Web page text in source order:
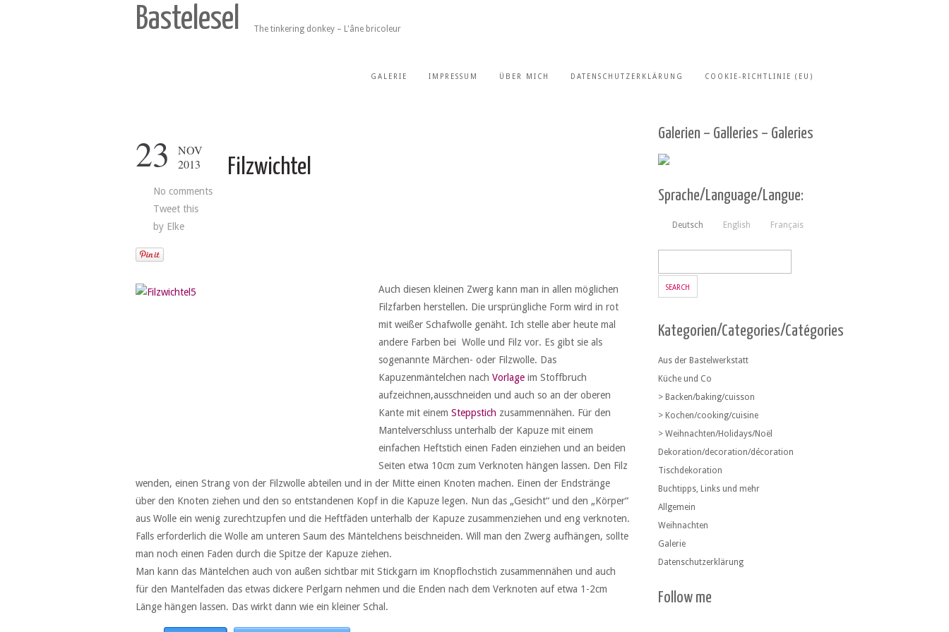
Bastelesel The tinkering donkey – L'âne bricoleur
GALERIE IMPRESSUM ÜBER MICH DATENSCHUTZERKLÄRUNG COOKIE-RICHTLINIE (EU)
23
NOV
2013
No comments
Tweet this
by Elke
Filzwichtel
Auch diesen kleinen Zwerg kann man in allen möglichen
Filzfarben herstellen. Die ursprüngliche Form wird in rot
mit weißer Schafwolle genäht. Ich stelle aber heute mal
andere Farben bei Wolle und Filz vor. Es gibt sie als
sogenannte Märchen- oder Filzwolle. Das
Kapuzenmäntelchen nach Vorlage im Stoffbruch
aufzeichnen,ausschneiden und auch so an der oberen
Kante mit einem Steppstich zusammennähen. Für den
Mantelverschluss unterhalb der Kapuze mit einem
einfachen Heftstich einen Faden einziehen und an beiden
Seiten etwa 10cm zum Verknoten hängen lassen. Den Filz
wenden, einen Strang von der Filzwolle abteilen und in der Mitte einen Knoten machen. Einen der Endstränge
über den Knoten ziehen und den so entstandenen Kopf in die Kapuze legen. Nun das „Gesicht“ und den „Körper“
aus Wolle ein wenig zurechtzupfen und die Heftfäden unterhalb der Kapuze zusammenziehen und eng verknoten.
Falls erforderlich die Wolle am unteren Saum des Mäntelchens beischneiden. Will man den Zwerg aufhängen, sollte
man noch einen Faden durch die Spitze der Kapuze ziehen.
Man kann das Mäntelchen auch von außen sichtbar mit Stickgarn im Knopflochstich zusammennähen und auch
für den Mantelfaden das etwas dickere Perlgarn nehmen und die Enden nach dem Verknoten auf etwa 1-2cm
Länge hängen lassen. Das wirkt dann wie ein kleiner Schal.
Galerien – Galleries – Galeries
Sprache/Language/Langue:
Deutsch English Français
Kategorien/Categories/Catégories
Aus der Bastelwerkstatt
Küche und Co
> Backen/baking/cuisson
> Kochen/cooking/cuisine
> Weihnachten/Holidays/Noël
Dekoration/decoration/décoration
Tischdekoration
Buchtipps, Links und mehr
Allgemein
Weihnachten
Galerie
Datenschutzerklärung
Follow me